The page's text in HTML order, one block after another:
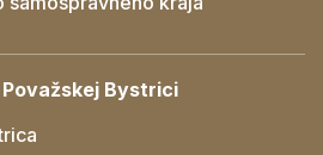
Bystrici